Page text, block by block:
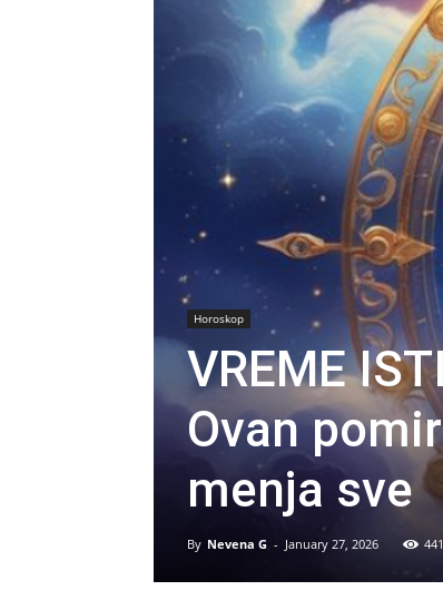
Horoskop
VREME
Ovan
menja sve
By Nevena G - January 27, 2026